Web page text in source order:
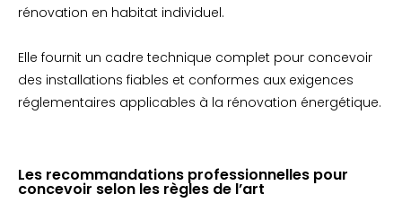
rénovation en habitat individuel.
Elle fournit un cadre technique complet pour concevoir
des installations fiables et conformes aux exigences
réglementaires applicables à la rénovation énergétique.
Les recommandations professionnelles pour
concevoir selon les règles de l’art